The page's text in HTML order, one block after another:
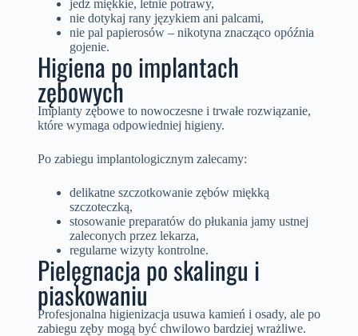
jedz miękkie, letnie potrawy,
nie dotykaj rany językiem ani palcami,
nie pal papierosów – nikotyna znacząco opóźnia
gojenie.
Higiena po implantach
zębowych
Implanty zębowe to nowoczesne i trwałe rozwiązanie,
które wymaga odpowiedniej higieny.
Po zabiegu implantologicznym zalecamy:
delikatne szczotkowanie zębów miękką
szczoteczką,
stosowanie preparatów do płukania jamy ustnej
zaleconych przez lekarza,
regularne wizyty kontrolne.
Pielęgnacja po skalingu i
piaskowaniu
Profesjonalna higienizacja usuwa kamień i osady, ale po
zabiegu zęby mogą być chwilowo bardziej wrażliwe.